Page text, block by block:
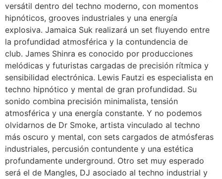
versátil dentro del techno moderno, con momentos
hipnóticos, grooves industriales y una energía
explosiva. Jamaica Suk realizará un set fluyendo entre
la profundidad atmosférica y la contundencia de
club. James Shinra es conocido por producciones
melódicas y futuristas cargadas de precisión rítmica y
sensibilidad electrónica. Lewis Fautzi es especialista en
techno hipnótico y mental de gran profundidad. Su
sonido combina precisión minimalista, tensión
atmosférica y una energía constante. Y no podemos
olvidarnos de Dr Smoke, artista vinculado al techno
más oscuro y mental, con sets cargados de atmósferas
industriales, percusión contundente y una estética
profundamente underground. Otro set muy esperado
será el de Mangles, DJ asociado al techno industrial y